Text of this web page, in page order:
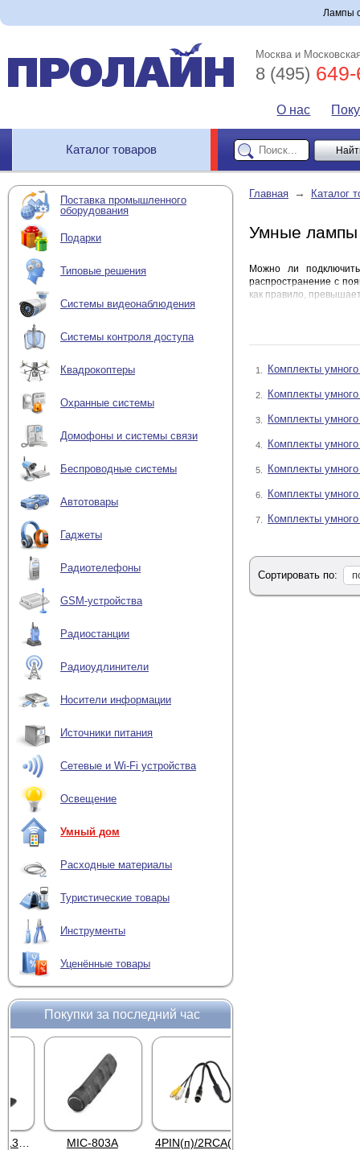
Лампы
Москва и
8 (495)
О нас
Каталог товаров
Поставка промышленного
оборудования
Подарки
Типовые решения
Системы видеонаблюдения
Системы контроля доступа
Квадрокоптеры
Охранные системы
Домофоны и системы связи
Беспроводные системы
Автотовары
Гаджеты
Радиотелефоны
GSM-устройства
Радиостанции
Радиоудлинители
Носители информации
Источники питания
Сетевые и Wi-Fi устройства
Освещение
Умный дом
Расходные материалы
Туристические товары
Инструменты
Уценённые товары
Покупки за последний час
MIC-803A
4PIN(п)/2RCA(м)+DJK-11(п)
Главная → Каталог
Умные лампы
Можно ли
распространение с
как правило,
Такая лампа может
которое позволяет
освещением.
Возможности
Различные модули и
Самый простой
при определённом
Смена цветов
обычной домашней
удобно и практично.
Условия
1. Комплекты
2. Комплекты
3. Комплекты
4. Комплекты
5. Комплекты
6. Комплекты
7. Комплекты
Сортировать по: